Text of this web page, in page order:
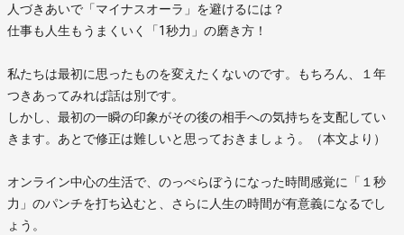
人づきあいで「マイナスオーラ」を避けるには？
仕事も人生もうまくいく「1秒力」の磨き方！
私たちは最初に思ったものを変えたくないのです。もちろん、１年
つきあってみれば話は別です。
しかし、最初の一瞬の印象がその後の相手への気持ちを支配してい
きます。あとで修正は難しいと思っておきましょう。（本文より）
オンライン中心の生活で、のっぺらぼうになった時間感覚に「１秒
力」のパンチを打ち込むと、さらに人生の時間が有意義になるでし
ょう。